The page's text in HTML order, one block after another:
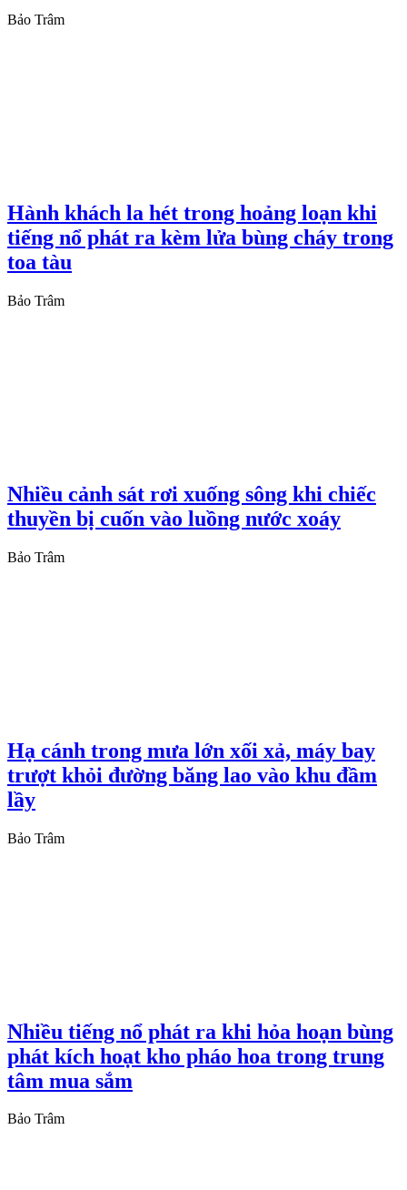
Bảo Trâm
Hành khách la hét trong hoảng loạn khi
tiếng nổ phát ra kèm lửa bùng cháy trong
toa tàu
Bảo Trâm
Nhiều cảnh sát rơi xuống sông khi chiếc
thuyền bị cuốn vào luồng nước xoáy
Bảo Trâm
Hạ cánh trong mưa lớn xối xả, máy bay
trượt khỏi đường băng lao vào khu đầm
lầy
Bảo Trâm
Nhiều tiếng nổ phát ra khi hỏa hoạn bùng
phát kích hoạt kho pháo hoa trong trung
tâm mua sắm
Bảo Trâm